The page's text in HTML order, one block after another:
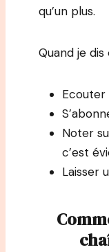
qu’un plus.
Quand je
Noter
c’est
Laisser